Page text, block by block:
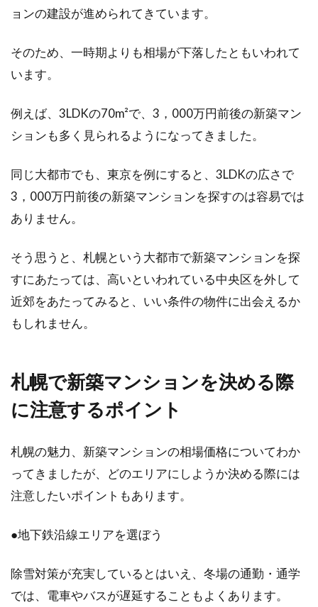
の内覧会...
ガスコンロは経年劣化していきますので、急に
から守る対策とは？
アパートなどではペットの制限があるところが
多いので、おうちができた段階で猫を迎え入れ
新築でテレビは契約しないと観られ
ない？観るための方法とは
マイホームを新築した方で、多くの方の盲点と
置したり...
連絡後にしておくこととは
ョンの建設が進められてきています。
そのため、一時期よりも相場が下落したともいわれて
います。
例えば、3LDKの70m²で、3，000万円前後の新築マン
ションも多く見られるようになってきました。
同じ大都市でも、東京を例にすると、3LDKの広さで
3，000万円前後の新築マンションを探すのは容易では
ありません。
そう思うと、札幌という大都市で新築マンションを探
すにあたっては、高いといわれている中央区を外して
近郊をあたってみると、いい条件の物件に出会えるか
もしれません。
札幌で新築マンションを決める際
に注意するポイント
札幌の魅力、新築マンションの相場価格についてわか
ってきましたが、どのエリアにしようか決める際には
注意したいポイントもあります。
●地下鉄沿線エリアを選ぼう
除雪対策が充実しているとはいえ、冬場の通勤・通学
では、電車やバスが遅延することもよくあります。